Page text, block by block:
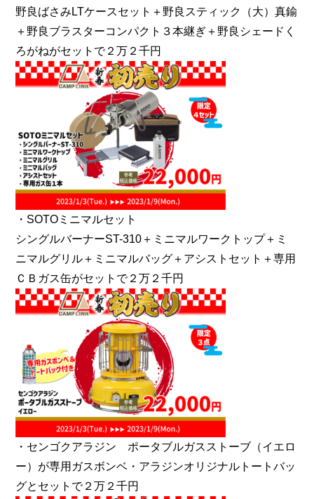
野良ばさみLTケースセット＋野良スティック（大）真鍮
＋野良ブラスターコンパクト３本継ぎ＋野良シェードく
ろがねがセットで２万２千円
・SOTOミニマルセット
シングルバーナーST-310＋ミニマルワークトップ＋ミ
ニマルグリル＋ミニマルバッグ＋アシストセット＋専用
ＣＢガス缶がセットで２万２千円
・センゴクアラジン ポータブルガスストーブ（イエロ
ー）が専用ガスボンベ・アラジンオリジナルトートバッ
グとセットで２万２千円